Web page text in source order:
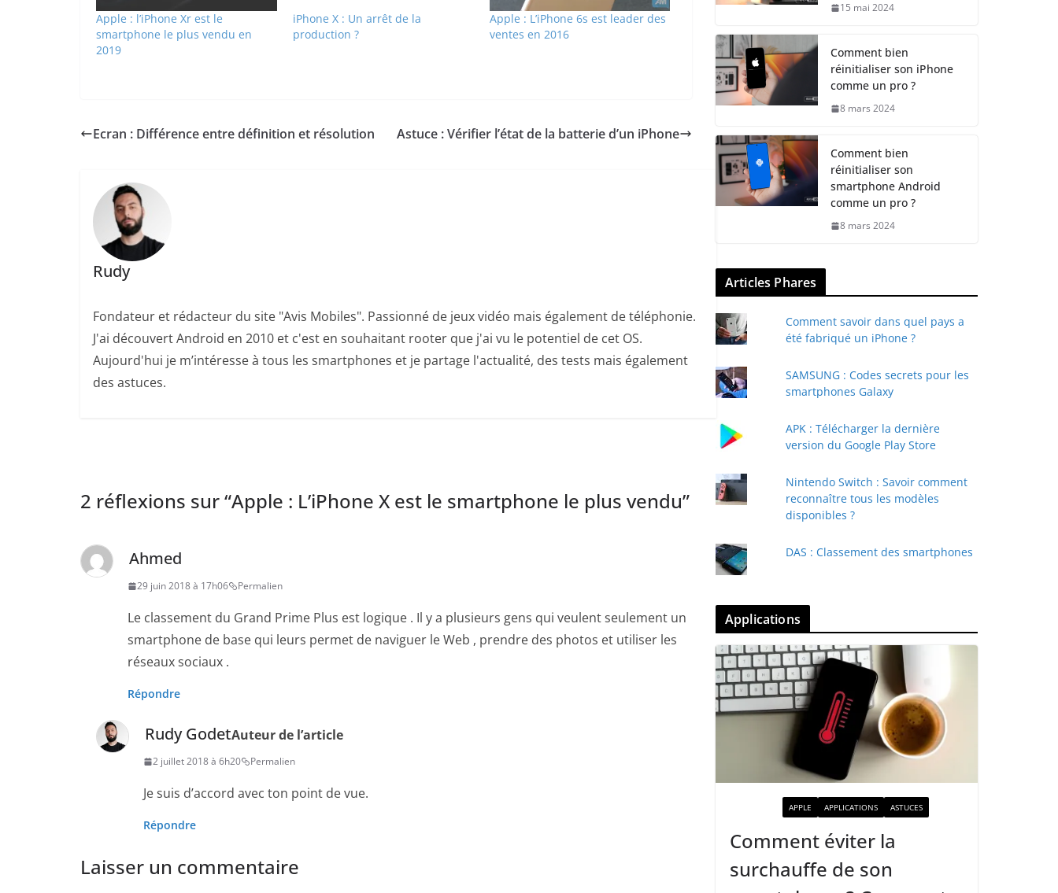
Apple : l’iPhone Xr est le
smartphone le plus vendu en
2019
iPhone X : Un arrêt de la
production ?
Apple : L’iPhone 6s est leader des
ventes en 2016
Ecran : Différence entre définition et résolution Astuce : Vérifier l’état de la batterie d’un iPhone
Rudy
Fondateur et rédacteur du site "Avis Mobiles". Passionné de jeux vidéo mais également de téléphonie.
J'ai découvert Android en 2010 et c'est en souhaitant rooter que j'ai vu le potentiel de cet OS.
Aujourd'hui je m’intéresse à tous les smartphones et je partage l'actualité, des tests mais également
des astuces.
2 réflexions sur “Apple : L’iPhone X est le smartphone le plus vendu”
Ahmed
29 juin 2018 à 17h06 Permalien
Le classement du Grand Prime Plus est logique . Il y a plusieurs gens qui veulent seulement un
smartphone de base qui leurs permet de naviguer le Web , prendre des photos et utiliser les
réseaux sociaux .
Répondre
Rudy GodetAuteur de l’article
2 juillet 2018 à 6h20 Permalien
Je suis d’accord avec ton point de vue.
Répondre
Laisser un commentaire
15 mai 2024
Comment bien
réinitialiser son iPhone
comme un pro ?
8 mars 2024
Comment bien
réinitialiser son
smartphone Android
comme un pro ?
8 mars 2024
Articles Phares
Comment savoir dans quel pays a
été fabriqué un iPhone ?
SAMSUNG : Codes secrets pour les
smartphones Galaxy
APK : Télécharger la dernière
version du Google Play Store
Nintendo Switch : Savoir comment
reconnaître tous les modèles
disponibles ?
DAS : Classement des smartphones
Applications
APPLE APPLICATIONS ASTUCES
Comment éviter la
surchauffe de son